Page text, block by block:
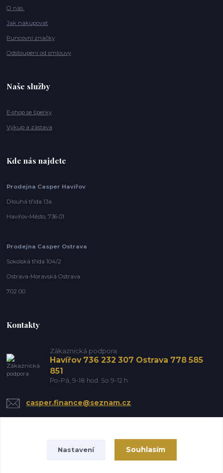
O nás
Jak nakupovat
Puncovní značky
Odstoupení od smlouvy
Naše služby
E-shop se šperky
Výkup a zástava
Kde nás najdete
Prodejna Casper Havířov
Dlouhá třída 13a
Havířov-Město, 736 01
Prodejna Casper Ostrava
Sokolská třída 104/2
Ostrava-Moravská Ostrava
702 00
Kontakty
Zákaznická podpora
Havířov 736 232 307 Ostrava 778 585
851
Po-Pá, 9-18 hod. So 9-12 h.
casper.finance@seznam.cz
Nastavení Souhlasím